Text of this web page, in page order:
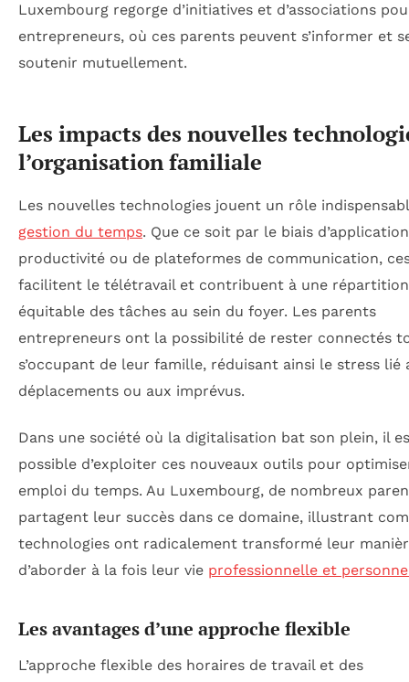
Luxembourg regorge d’initiatives et d’associations
entrepreneurs, où ces parents peuvent s’informer et
soutenir mutuellement.
Les impacts des nouvelles
l’organisation familiale
Les nouvelles technologies jouent un rôle
gestion du temps. Que ce soit par le biais
productivité ou de plateformes de communication,
facilitent le télétravail et contribuent à une répartition
équitable des tâches au sein du foyer. Les parents
entrepreneurs ont la possibilité de rester connectés
s’occupant de leur famille, réduisant ainsi le stress lié
déplacements ou aux imprévus.
Dans une société où la digitalisation bat son plein, il
possible d’exploiter ces nouveaux outils pour
emploi du temps. Au Luxembourg, de nombreux
partagent leur succès dans ce domaine, illustrant
technologies ont radicalement transformé leur
d’aborder à la fois leur vie professionnelle et
Les avantages d’une approche flexible
L’approche flexible des horaires de travail et des